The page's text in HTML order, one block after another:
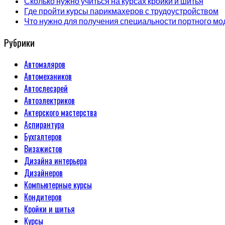
Где пройти курсы парикмахеров с трудоустройством
Что нужно для получения специальности портного
Рубрики
Автомаляров
Автомехаников
Автослесарей
Автоэлектриков
Актерского мастерства
Аспирантура
Бухгалтеров
Визажистов
Дизайна интерьера
Дизайнеров
Компьютерные курсы
Кондитеров
Кройки и шитья
Курсы